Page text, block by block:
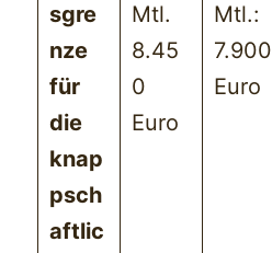
sgre
nze
für
die
knap
psch
aftlic
Mtl.
8.45
0
Euro
Mtl.:
7.900
Euro